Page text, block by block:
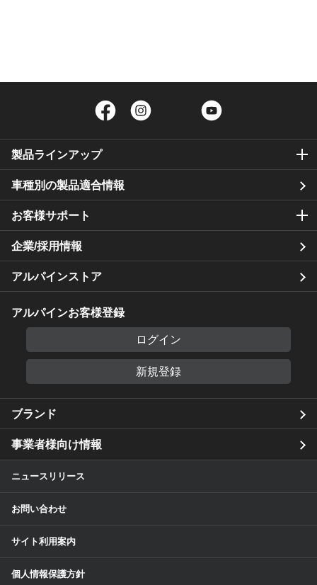
Facebook Twitter
製品ラインアップ
車種別の製品適合情報
お客様サポート
企業/採用情報
アルパインストア
アルパインお客様登録
ログイン
新規登録
ブランド
事業者様向け情報
ニュースリリース
お問い合わせ
サイト利用案内
個人情報保護方針